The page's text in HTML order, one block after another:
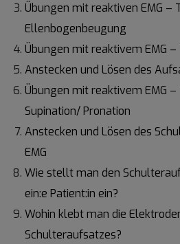
Übungen mit reaktiven EMG –
Ellenbogenbeugung
Übungen mit reaktivem EMG
Anstecken und Lösen des
Übungen mit reaktivem EMG
Supination/ Pronation
Anstecken und Lösen des
EMG
Wie stellt man den
ein:e Patient:in ein?
Wohin klebt man die
Schulteraufsatzes?